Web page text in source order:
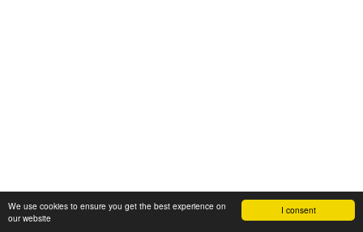
I consent
We use cookies to ensure you get the best experience on
our website